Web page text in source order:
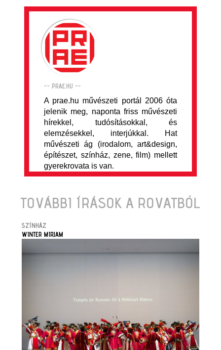
-- PRAE.HU --
A prae.hu művészeti portál 2006 óta
jelenik meg, naponta friss művészeti
hírekkel, tudósításokkal, és
elemzésekkel, interjúkkal. Hat
művészeti ág (irodalom, art&design,
építészet, színház, zene, film) mellett
gyerekrovata is van.
TOVÁBBI ÍRÁSOK A ROVATBÓL
SZÍNHÁZ
WINTER MIRJAM